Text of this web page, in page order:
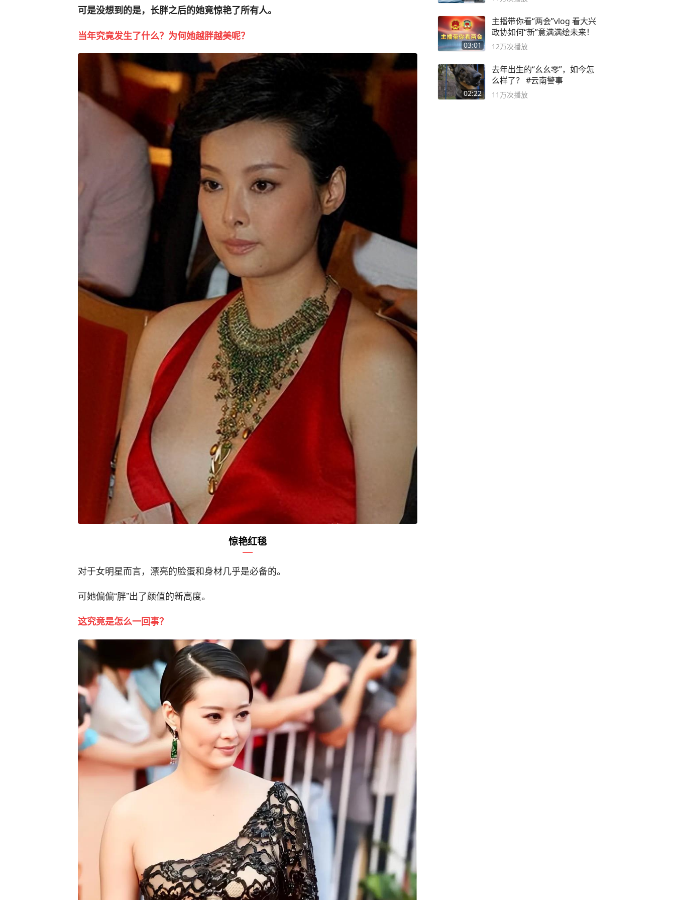
可是没想到的是，长胖之后的她竟惊艳了所有人。
当年究竟发生了什么？为何她越胖越美呢？
惊艳红毯
对于女明星而言，漂亮的脸蛋和身材几乎是必备的。
可她偏偏“胖”出了颜值的新高度。
这究竟是怎么一回事？
03:01
主播带你看“两会”vlog 看大兴
政协如何“新”意满满绘未来！
12万次播放
02:22
去年出生的“幺幺零”，如今怎
么样了？ #云南警事
11万次播放